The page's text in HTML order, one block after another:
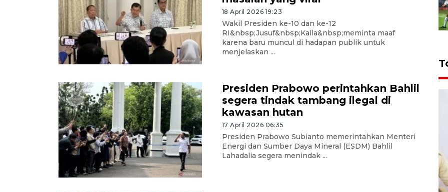
18 April 2026 19:23
Wakil Presiden ke-10 dan ke-12
RI&nbsp;Jusuf&nbsp;Kalla&nbsp;meminta maaf
karena baru muncul di hadapan publik untuk
menjelaskan ...
Presiden Prabowo perintahkan Bahlil
segera tindak tambang ilegal di
kawasan hutan
17 April 2026 06:35
Presiden Prabowo Subianto memerintahkan Menteri
Energi dan Sumber Daya Mineral (ESDM) Bahlil
Lahadalia segera menindak ...